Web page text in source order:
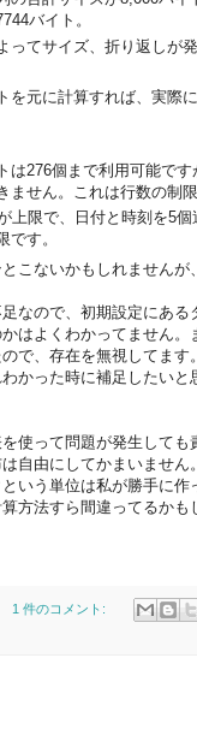
バイト。
ってサイズ、折り返しが
を元に計算すれば、実際
は276個まで利用可能で
ません。これは行数の制
上限で、日付と時刻を5
です。
こないかもしれませんが
なので、初期設定にあ
はよくわかってません
で、存在を無視してます。
かった時に補足したいと
使って問題が発生しても
自由にしてかまいません。
いう単位は私が勝手に作
方法すら間違ってるか
1 件のコメント: